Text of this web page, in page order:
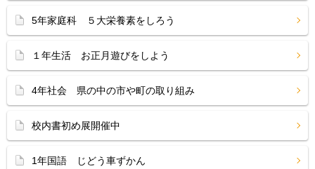
5年家庭科 ５大栄養素をしろう
１年生活 お正月遊びをしよう
4年社会 県の中の市や町の取り組み
校内書初め展開催中
1年国語 じどう車ずかん